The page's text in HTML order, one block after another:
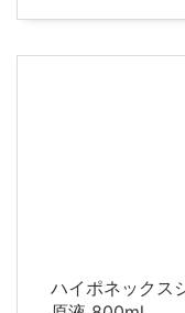
ハイポネックス